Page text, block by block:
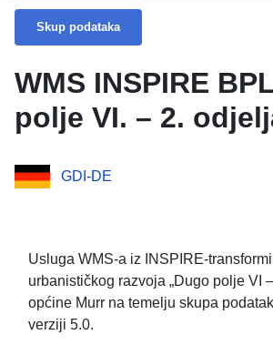
Skup podataka
WMS INSPIRE
polje VI. – 2.
GDI-DE
Usluga WMS-a iz INSPIRE-
urbanističkog razvoja „Dugo polje VI
općine Murr na temelju skupa
verziji 5.0.